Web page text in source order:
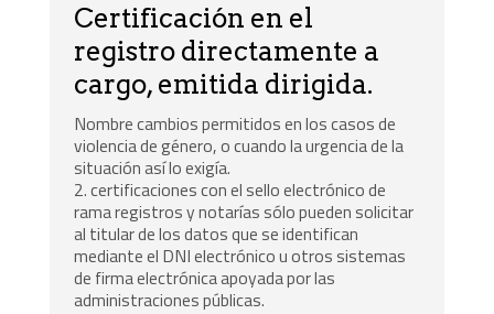
Certificación en el
registro directamente a
cargo, emitida dirigida.
Nombre cambios permitidos en los casos de
violencia de género, o cuando la urgencia de la
situación así lo exigía.
2. certificaciones con el sello electrónico de
rama registros y notarías sólo pueden solicitar
al titular de los datos que se identifican
mediante el DNI electrónico u otros sistemas
de firma electrónica apoyada por las
administraciones públicas.